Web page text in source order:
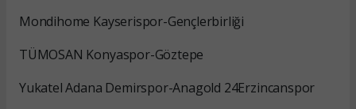
Mondihome Kayserispor-Gençlerbirliği
TÜMOSAN Konyaspor-Göztepe
Yukatel Adana Demirspor-Anagold 24Erzincanspor